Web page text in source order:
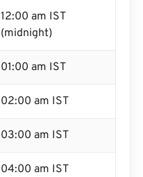
12:00 am IST
(midnight)
01:00 am IST
02:00 am IST
03:00 am IST
04:00 am IST